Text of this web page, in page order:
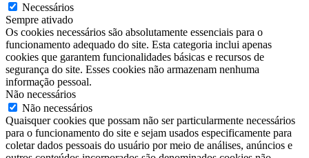
Necessários
Sempre ativado
Os cookies necessários são absolutamente essenciais para o
funcionamento adequado do site. Esta categoria inclui apenas
cookies que garantem funcionalidades básicas e recursos de
segurança do site. Esses cookies não armazenam nenhuma
informação pessoal.
Não necessários
Não necessários
Quaisquer cookies que possam não ser particularmente necessários
para o funcionamento do site e sejam usados ​​especificamente para
coletar dados pessoais do usuário por meio de análises, anúncios e